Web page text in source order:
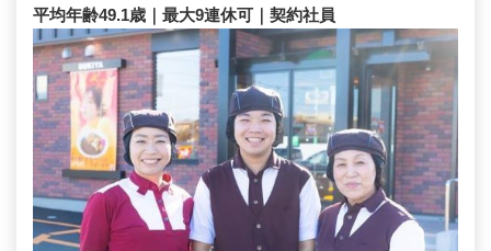
平均年齢49.1歳｜最大9連休可｜契約社員